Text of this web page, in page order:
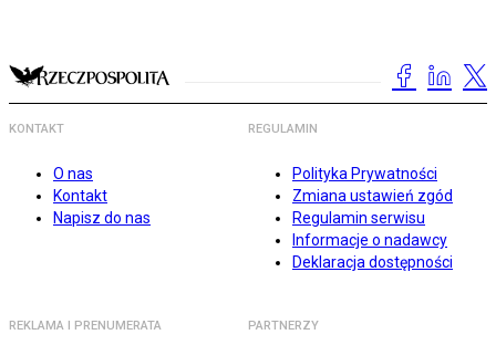
KONTAKT
O nas
Kontakt
Napisz do nas
REGULAMIN
Polityka Prywatności
Zmiana ustawień zgód
Regulamin serwisu
Informacje o nadawcy
Deklaracja dostępności
REKLAMA I PRENUMERATA PARTNERZY